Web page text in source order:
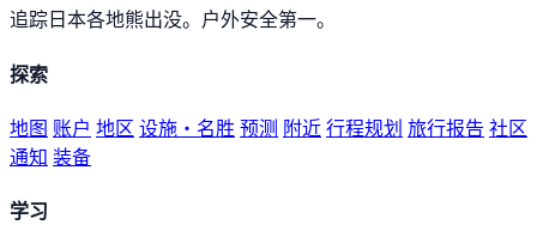
追踪日本各地熊出没。户外安全第一。
探索
地图 账户 地区 设施・名胜 预测 附近行程规划 旅行报告 社区
通知 装备
学习